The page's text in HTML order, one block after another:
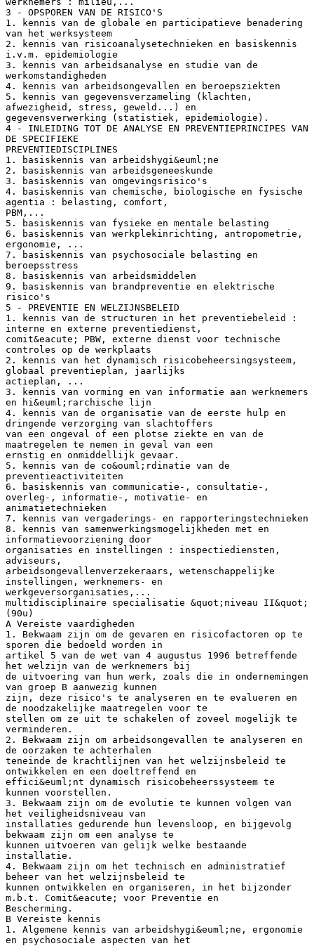
3 - OPSPOREN VAN DE RISICO'S
1. kennis van de globale en participatieve benadering
van het werksysteem
2. kennis van risicoanalysetechnieken en basiskennis
i.v.m. epidemiologie
3. kennis van arbeidsanalyse en studie van de
werkomstandigheden
4. kennis van arbeidsongevallen en beroepsziekten
5. kennis van gegevensverzameling (klachten,
afwezigheid, stress, geweld...) en
gegevensverwerking (statistiek, epidemiologie).
4 - INLEIDING TOT DE ANALYSE EN PREVENTIEPRINCIPES VAN
DE SPECIFIEKE
PREVENTIEDISCIPLINES
1. basiskennis van arbeidshygi&euml;ne
2. basiskennis van arbeidsgeneeskunde
3. basiskennis van omgevingsrisico's
4. basiskennis van chemische, biologische en fysische
agentia : belasting, comfort,
PBM,...
5. basiskennis van fysieke en mentale belasting
6. basiskennis van werkplekinrichting, antropometrie,
ergonomie, ...
7. basiskennis van psychosociale belasting en
beroepsstress
8. basiskennis van arbeidsmiddelen
9. basiskennis van brandpreventie en elektrische
risico's
5 - PREVENTIE EN WELZIJNSBELEID
1. kennis van de structuren in het preventiebeleid :
interne en externe preventiedienst,
comit&eacute; PBW, externe dienst voor technische
controles op de werkplaats
2. kennis van het dynamisch risicobeheersingsysteem,
globaal preventieplan, jaarlijks
actieplan, ...
3. kennis van vorming en van informatie aan werknemers
en hi&euml;rarchische lijn
4. kennis van de organisatie van de eerste hulp en
dringende verzorging van slachtoffers
van een ongeval of een plotse ziekte en van de
maatregelen te nemen in geval van een
ernstig en onmiddellijk gevaar.
5. kennis van de co&ouml;rdinatie van de
preventieactiviteiten
6. basiskennis van communicatie-, consultatie-,
overleg-, informatie-, motivatie- en
animatietechnieken
7. kennis van vergaderings- en rapporteringstechnieken
8. kennis van samenwerkingsmogelijkheden met en
informatievoorziening door
organisaties en instellingen : inspectiediensten,
adviseurs,
arbeidsongevallenverzekeraars, wetenschappelijke
instellingen, werknemers- en
werkgeversorganisaties,...
multidisciplinaire specialisatie &quot;niveau II&quot;
(90u)
A Vereiste vaardigheden
1. Bekwaam zijn om de gevaren en risicofactoren op te
sporen die bedoeld worden in
artikel 5 van de wet van 4 augustus 1996 betreffende
het welzijn van de werknemers bij
de uitvoering van hun werk, zoals die in ondernemingen
van groep B aanwezig kunnen
zijn, deze risico's te analyseren en te evalueren en
de noodzakelijke maatregelen voor te
stellen om ze uit te schakelen of zoveel mogelijk te
verminderen.
2. Bekwaam zijn om arbeidsongevallen te analyseren en
de oorzaken te achterhalen
teneinde de krachtlijnen van het welzijnsbeleid te
ontwikkelen en een doeltreffend en
effici&euml;nt dynamisch risicobeheerssysteem te
kunnen voorstellen.
3. Bekwaam zijn om de evolutie te kunnen volgen van
het veiligheidsniveau van
installaties gedurende hun levensloop, en bijgevolg
bekwaam zijn om een analyse te
kunnen uitvoeren van gelijk welke bestaande
installatie.
4. Bekwaam zijn om het technisch en administratief
beheer van het welzijnsbeleid te
kunnen ontwikkelen en organiseren, in het bijzonder
m.b.t. Comit&eacute; voor Preventie en
Bescherming.
B Vereiste kennis
1. Algemene kennis van arbeidshygi&euml;ne, ergonomie
en psychosociale aspecten van het